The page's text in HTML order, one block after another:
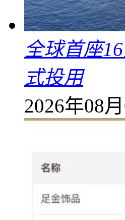
全球首座
式投用
2026年08